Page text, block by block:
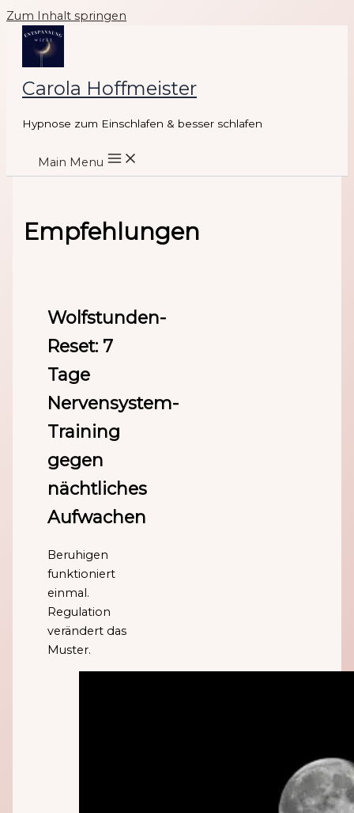
Zum Inhalt springen
Carola Hoffmeister
Hypnose zum Einschlafen & besser schlafen
Main Menu
Empfehlungen
Wolfstunden-
Reset: 7
Tage
Nervensystem-
Training
gegen
nächtliches
Aufwachen
Beruhigen
funktioniert
einmal.
Regulation
verändert das
Muster.